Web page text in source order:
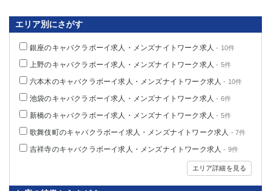
エリア別にさがす
銀座のキャバクラボーイ求人・メンズナイトワーク求人 - 10件
上野のキャバクラボーイ求人・メンズナイトワーク求人 - 5件
六本木のキャバクラボーイ求人・メンズナイトワーク求人 - 10件
池袋のキャバクラボーイ求人・メンズナイトワーク求人 - 6件
新橋のキャバクラボーイ求人・メンズナイトワーク求人 - 5件
歌舞伎町のキャバクラボーイ求人・メンズナイトワーク求人 - 7件
吉祥寺のキャバクラボーイ求人・メンズナイトワーク求人 - 9件
エリア詳細を見る